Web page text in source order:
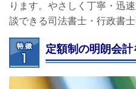
ります。やさしく丁寧・迅
談できる司法書士・行政書士
定額制の明朗会